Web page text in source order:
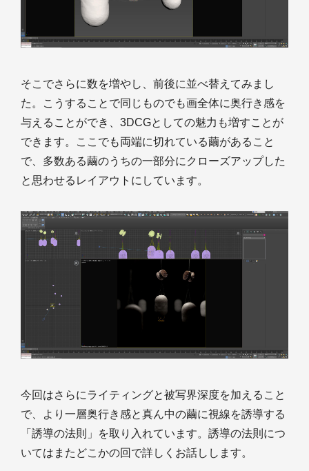
そこでさらに数を増やし、前後に並べ替えてみまし
た。こうすることで同じものでも画全体に奥行き感を
与えることができ、3DCGとしての魅力も増すことが
できます。ここでも両端に切れている繭があること
で、多数ある繭のうちの一部分にクローズアップした
と思わせるレイアウトにしています。
今回はさらにライティングと被写界深度を加えること
で、より一層奥行き感と真ん中の繭に視線を誘導する
「誘導の法則」を取り入れています。誘導の法則につ
いてはまたどこかの回で詳しくお話しします。